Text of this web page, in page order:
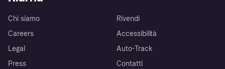
Chi siamo
Careers
Legal
Press
Rivendi
Accessibilità
Auto-Track
Contatti